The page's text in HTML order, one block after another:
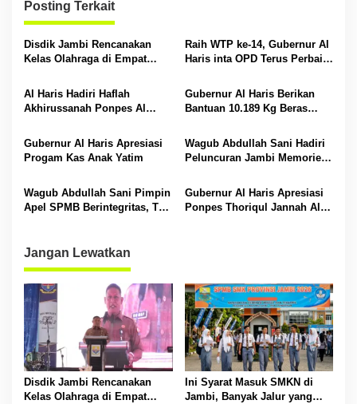
a
s
p
o
s
Posting Terkait
Disdik Jambi Rencanakan
Kelas Olahraga di Empat
Raih WTP ke-14, Gubernur Al
Haris inta OPD Terus Perbaiki
Al Haris Hadiri Haflah
Akhirussanah Ponpes Al
Gubernur Al Haris Berikan
Bantuan 10.189 Kg Beras
Sarolangun
Gubernur Al Haris Apresiasi
Progam Kas Anak Yatim
Wagub Abdullah Sani Hadiri
Peluncuran Jambi Memories
Wagub Abdullah Sani Pimpin
Apel SPMB Berintegritas, Tak
Gubernur Al Haris Apresiasi
Ponpes Thoriqul Jannah Al-
Jangan Lewatkan
Disdik Jambi Rencanakan
Kelas Olahraga di Empat
Ini Syarat Masuk SMKN di
Jambi, Banyak Jalur yang